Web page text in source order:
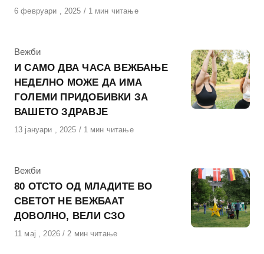
Објавено
6 февруари , 2025 1 мин читање
КАтегорија
Вежби
И САМО ДВА ЧАСА ВЕЖБАЊЕ
НЕДЕЛНО МОЖЕ ДА ИМА
ГОЛЕМИ ПРИДОБИВКИ ЗА
ВАШЕТО ЗДРАВЈЕ
Објавено
13 јануари , 2025 1 мин читање
КАтегорија
Вежби
80 ОТСТО ОД МЛАДИТЕ ВО
СВЕТОТ НЕ ВЕЖБААТ
ДОВОЛНО, ВЕЛИ СЗО
Објавено
11 мај , 2026 2 мин читање